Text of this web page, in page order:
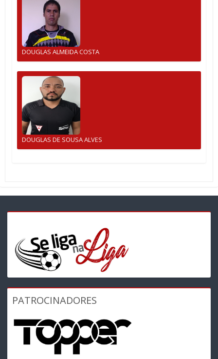
DOUGLAS ALMEIDA COSTA
DOUGLAS DE SOUSA ALVES
PATROCINADORES